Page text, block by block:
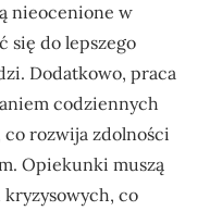
nieocenione w
się do lepszego
Dodatkowo, praca
codziennych
rozwija zdolności
Opiekunki muszą
co